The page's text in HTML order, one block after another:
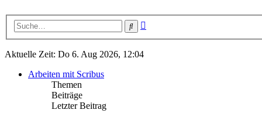
Suche
Aktuelle Zeit: Do 6. Aug 2026, 12:04
Arbeiten mit Scribus
Themen
Beiträge
Letzter Beitrag